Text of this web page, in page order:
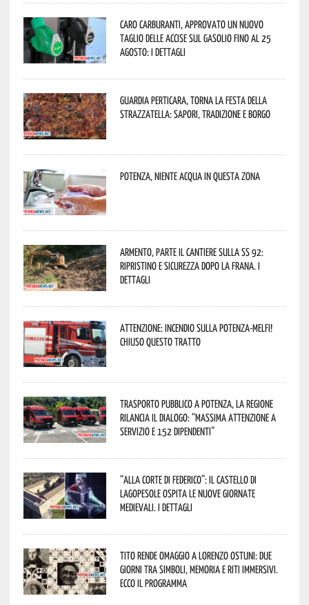
Caro carburanti, approvato un nuovo
taglio delle accise sul gasolio fino al 25
agosto: i dettagli
Guardia Perticara, torna la Festa della
Strazzatella: sapori, tradizione e borgo
Potenza, niente acqua in questa zona
Armento, parte il cantiere sulla SS 92:
ripristino e sicurezza dopo la frana. I
dettagli
Attenzione: incendio sulla Potenza-Melfi!
Chiuso questo tratto
Trasporto pubblico a Potenza, la Regione
rilancia il dialogo: “Massima attenzione a
servizio e 152 dipendenti”
“Alla corte di Federico”: il Castello di
Lagopesole ospita le nuove Giornate
Medievali. I dettagli
Tito rende omaggio a Lorenzo Ostuni: due
giorni tra simboli, memoria e riti immersivi.
Ecco il programma